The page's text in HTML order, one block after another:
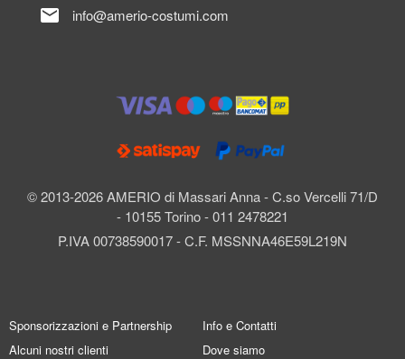
© 2013-2026 AMERIO di Massari Anna - C.so Vercelli 71/D
- 10155 Torino - 011 2478221
P.IVA 00738590017 - C.F. MSSNNA46E59L219N
mail info@amerio-costumi.com
Sponsorizzazioni e Partnership
Alcuni nostri clienti
Info e Contatti
Dove siamo